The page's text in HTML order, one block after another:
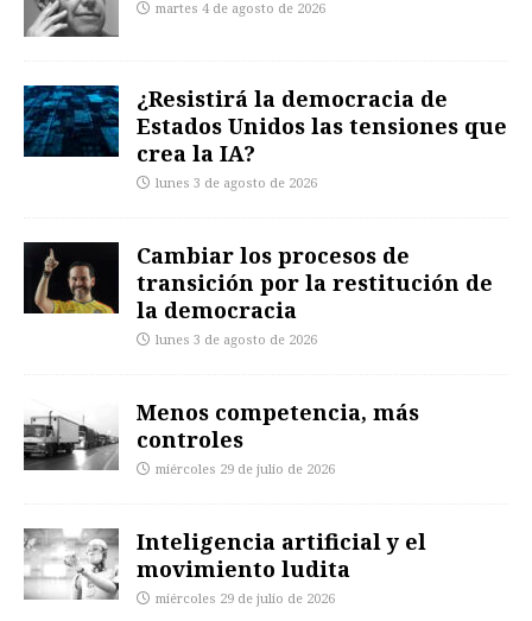
martes 4 de agosto de 2026
¿Resistirá la democracia de
Estados Unidos las tensiones que
crea la IA?
lunes 3 de agosto de 2026
Cambiar los procesos de
transición por la restitución de
la democracia
lunes 3 de agosto de 2026
Menos competencia, más
controles
miércoles 29 de julio de 2026
Inteligencia artificial y el
movimiento ludita
miércoles 29 de julio de 2026